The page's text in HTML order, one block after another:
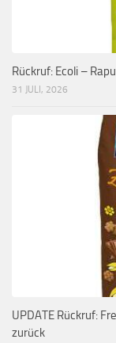
Rückruf: Ecoli –
31 JULI, 2026
UPDATE Rückruf:
zurück